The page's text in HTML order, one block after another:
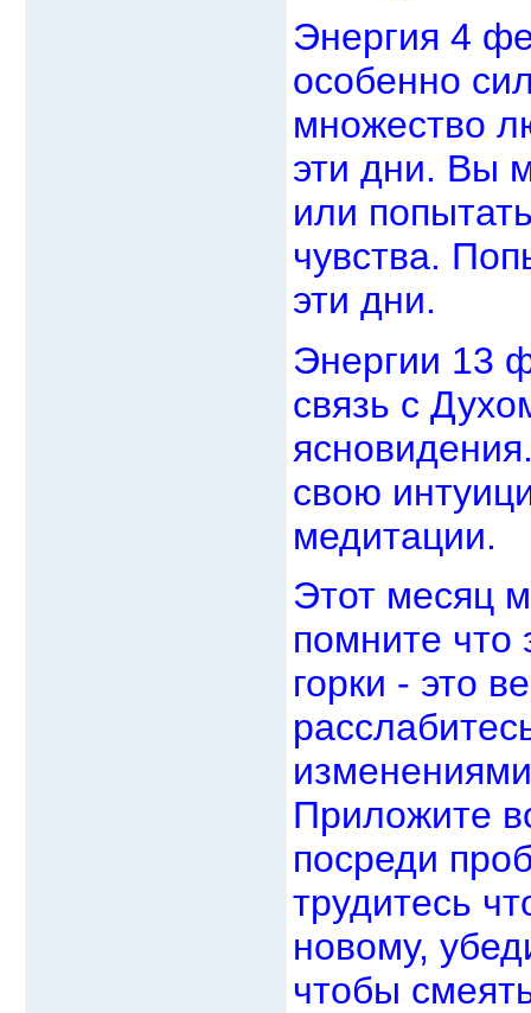
Энергия 4
особенно
множество
эти дни. Вы
или
чувства.
эти дни.
Энергии 13
связь с
свою
медитации.
Этот месяц
помните что
горки - это
Приложите
посреди
трудитесь
новому,
чтобы